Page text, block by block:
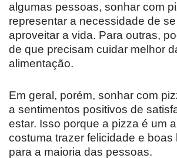
algumas pessoas, sonhar com
representar a necessidade de
aproveitar a vida. Para outras,
de que precisam cuidar melhor
alimentação.
Em geral, porém, sonhar com
a sentimentos positivos de
estar. Isso porque a pizza é um
costuma trazer felicidade e boas
para a maioria das pessoas.